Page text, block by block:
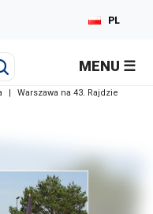
PL
DE
RU
MENU
|
Warszawa na 43. Rajdzie